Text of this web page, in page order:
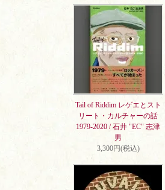
Tail of Riddim レゲエとスト
リート・カルチャーの話
1979-2020 / 石井 "EC" 志津
男
3,300円(税込)